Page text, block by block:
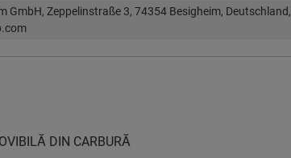
GmbH, Zeppelinstraße 3, 74354 Besigheim, Deutschland,
DIN CARBURĂ